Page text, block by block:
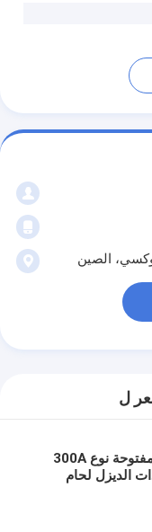
الصين
ل
تبريد الهواء المفتوحة نوع 300A
الديزل لحام